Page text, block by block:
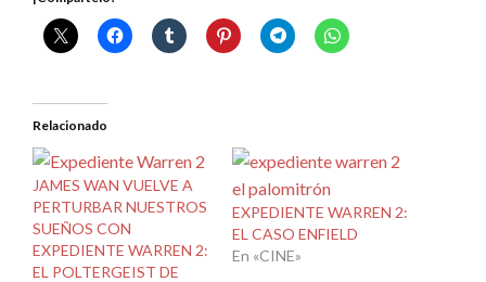
Relacionado
JAMES WAN VUELVE A
PERTURBAR NUESTROS
SUEÑOS CON
EXPEDIENTE WARREN 2:
EL POLTERGEIST DE
EXPEDIENTE WARREN 2:
EL CASO ENFIELD
En «CINE»